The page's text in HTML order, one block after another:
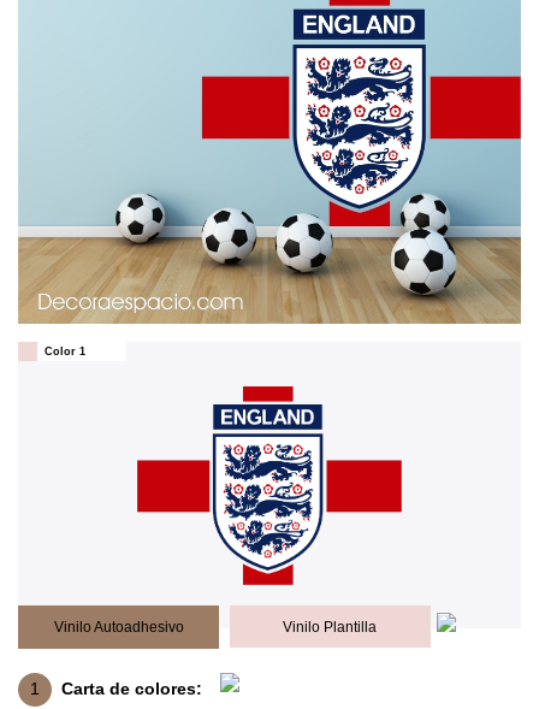
Color 1
Vinilo Autoadhesivo Vinilo Plantilla
1 Carta de colores: